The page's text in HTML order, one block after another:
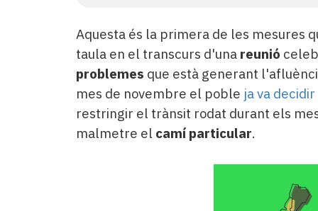
Aquesta és la primera de les mesures
taula en el transcurs d'una reunió
problemes que està generant
mes de novembre el poble ja va
restringir el trànsit rodat durant els
malmetre el camí particular.